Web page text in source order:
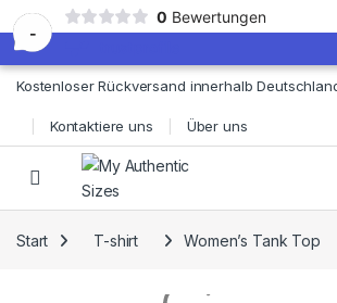
-
0 Bewertungen
Skip to navigation
Skip to content
Kostenloser Rückversand innerhalb
Kontaktiere uns Über uns
Start T-shirt Women’s Tank Top